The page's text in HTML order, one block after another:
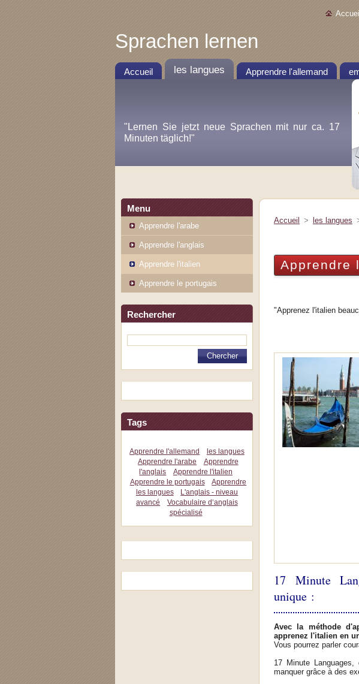
Accueil
Sprachen lernen
Accueil les langues Apprendre l'allemand
"Lernen Sie jetzt neue Sprachen mit nur ca. 17
Minuten täglich!"
Menu
Apprendre l'arabe
Apprendre l'anglais
Apprendre l'italien
Apprendre le portugais
Rechercher
Tags
Apprendre l'allemand
les langues
Apprendre l'arabe
Apprendre
l'anglais
Apprendre l'italien
Apprendre le portugais
Apprendre
les langues
L'anglais - niveau
avancé
Vocabulaire d‘anglais
spécialisé
Accueil > les langues
Apprendre
"Apprenez l'italien
17 Minute
unique :
Avec la méthode
apprenez l'italien en
Vous pourrez parler
17 Minute
manquer grâce à des